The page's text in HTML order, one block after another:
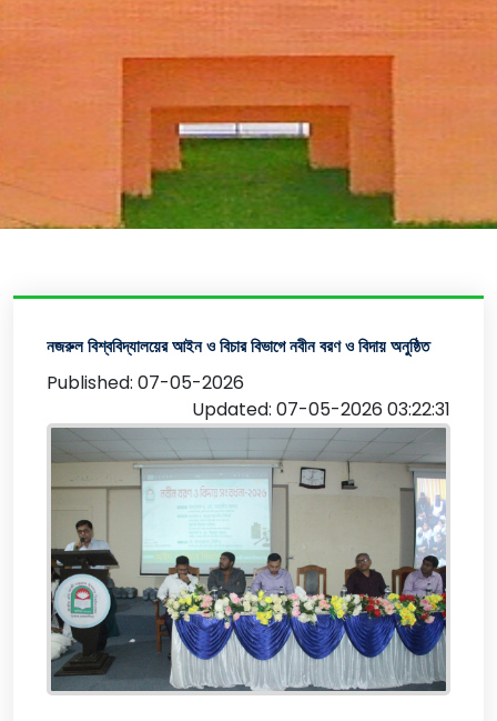
নজরুল বিশ্ববিদ্যালয়ের আইন ও বিচার বিভাগে নবীন বরণ ও বিদায় অনুষ্ঠিত
Published: 07-05-2026
Updated: 07-05-2026 03:22:31